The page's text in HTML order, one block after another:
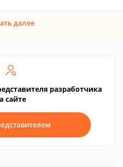
далее
разработчика
сайте